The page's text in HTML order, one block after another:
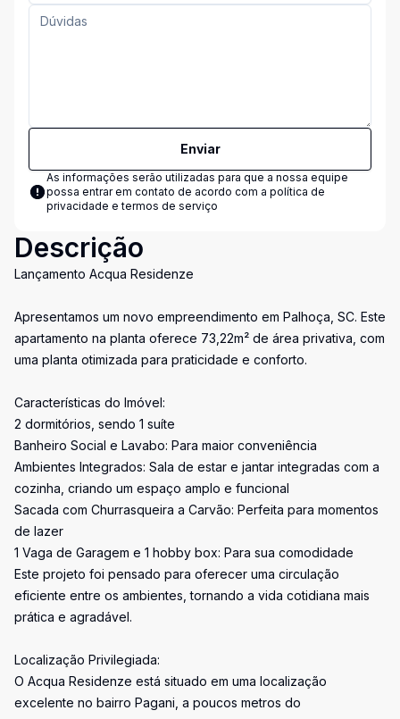
Enviar
As informações serão utilizadas para que a nossa equipe
possa entrar em contato de acordo com a política de
privacidade e termos de serviço
Descrição
Lançamento Acqua Residenze
Apresentamos um novo empreendimento em Palhoça, SC. Este
apartamento na planta oferece 73,22m² de área privativa, com
uma planta otimizada para praticidade e conforto.
Características do Imóvel:
2 dormitórios, sendo 1 suíte
Banheiro Social e Lavabo: Para maior conveniência
Ambientes Integrados: Sala de estar e jantar integradas com a
cozinha, criando um espaço amplo e funcional
Sacada com Churrasqueira a Carvão: Perfeita para momentos
de lazer
1 Vaga de Garagem e 1 hobby box: Para sua comodidade
Este projeto foi pensado para oferecer uma circulação
eficiente entre os ambientes, tornando a vida cotidiana mais
prática e agradável.
Localização Privilegiada:
O Acqua Residenze está situado em uma localização
excelente no bairro Pagani, a poucos metros do